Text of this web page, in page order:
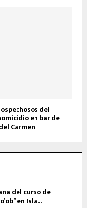
del
en bar de
Carmen
del curso de
en Isla...